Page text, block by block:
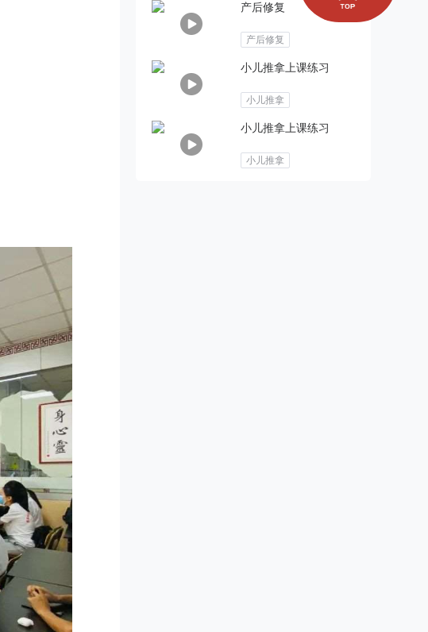
产后修复
产后修复
小儿推拿上课练习
小儿推拿
小儿推拿上课练习
小儿推拿